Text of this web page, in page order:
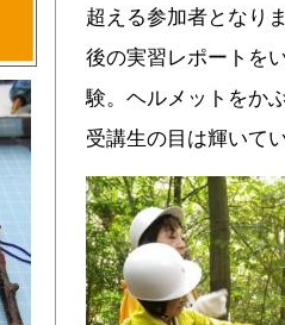
超える参加者となり
後の実習レポートを
験。ヘルメットをか
受講生の目は輝いて